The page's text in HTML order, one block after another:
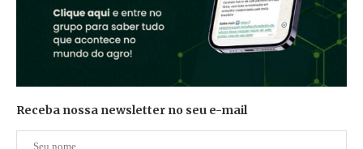
Receba nossa newsletter no seu e-mail